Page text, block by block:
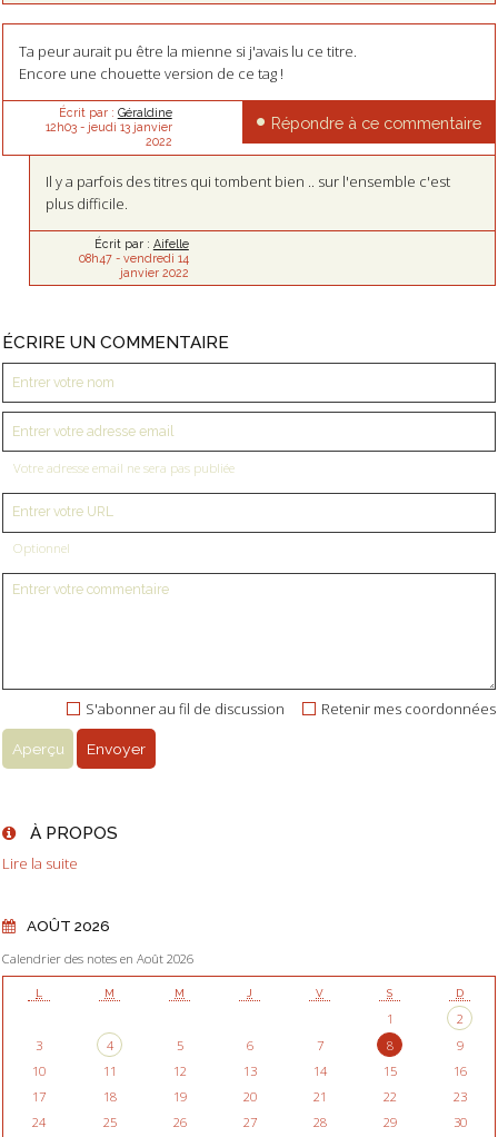
Ta peur aurait pu être la mienne si j'avais lu ce titre.
Encore une chouette version de ce tag !
Écrit par : Géraldine
12h03- jeudi 13 janvier
2022
Répondre à ce commentaire
Il y a parfois des titres qui tombent bien .. sur l'ensemble c'est
plus difficile.
Écrit par : Aifelle
08h47- vendredi 14
janvier 2022
ÉCRIRE UN COMMENTAIRE
Votre adresse email ne sera pas publiée
Optionnel
Retenir mes coordonnées
S'abonner au fil de discussion
À PROPOS
Lire la suite
AOÛT 2026
Calendrier des notes en Août 2026
L M M J V S D
1
2
3
4 5 6 7 8
9
10
11 12 13 14 15
16
17
18 19 20 21 22
23
24
25 26 27 28 29
30